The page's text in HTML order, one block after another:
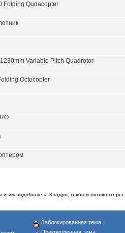
Folding Qudacopter
Variable Pitch Quadrotor
Octocopter
и им подобные » Квадро, гексо и октокоптеры
Заблокированная тема